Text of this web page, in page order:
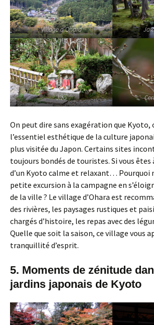
Village d’Ohara
Jizo
On peut dire sans exagération que Kyoto,
l’essentiel esthétique de la culture
plus visitée du Japon. Certains sites
toujours bondés de touristes. Si vous êtes
d’un Kyoto calme et relaxant… Pourquoi
petite excursion à la campagne en
de la ville ? Le village d’Ohara est
des rivières, les paysages rustiques et
chargés d’histoire, les repas avec des
Quelle que soit la saison, ce village vous
tranquillité d’esprit.
5. Moments de zénitude
jardins japonais de Kyoto